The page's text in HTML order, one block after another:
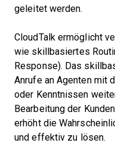
geleitet werden.
CloudTalk ermöglicht
wie skillbasiertes
Response). Das
Anrufe an Agenten mit
oder Kenntnissen
Bearbeitung der
erhöht die
und effektiv zu lösen.